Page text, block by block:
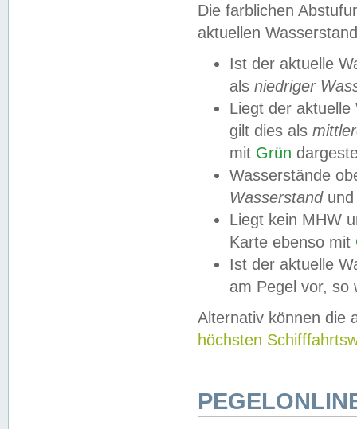
Die farblichen
aktuellen
Ist der aktuelle
als niedriger
Liegt der
gilt dies als
mit Grün
Wasserstände
Wasserstandund
Liegt kein MHW
Karte ebenso mit
Ist der aktuelle
am Pegel vor,
Alternativ können die
höchsten